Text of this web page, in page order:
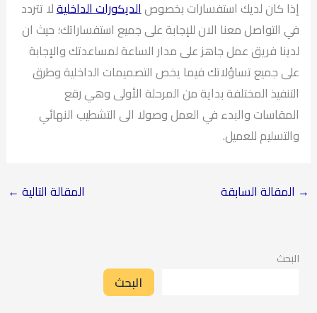
إذا كان لديك استفسارات بخصوصالديكورات الداخليةلا تتردد
في التواصل معنا الان للإجابة على جميع استفساراتك؛ حيث ان
لدينا فريق عمل جاهز على مدار الساعة لمساعدتك والإجابة
على جميع تساؤلاتك فيما يخص التصميمات الداخلية وطرق
التنفيذ المختلفة بداية من المرحلة الأولى وهي رقع
المقاسات والبدء في العمل وصولا الى التشطيب النهائي
والتسليم للعميل.
→ المقالة السابقة المقالة التالية ←
البحث
البحث